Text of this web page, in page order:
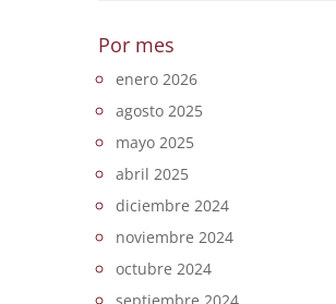
Por mes
enero 2026
agosto 2025
mayo 2025
abril 2025
diciembre 2024
noviembre 2024
octubre 2024